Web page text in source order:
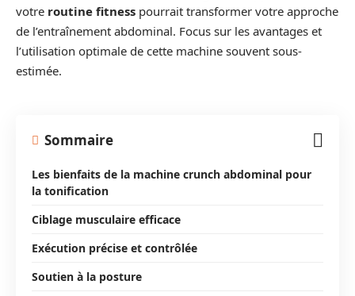
votre routine fitness pourrait transformer votre approche
de l’entraînement abdominal. Focus sur les avantages et
l’utilisation optimale de cette machine souvent sous-
estimée.
Sommaire
Les bienfaits de la machine crunch abdominal pour
la tonification
Ciblage musculaire efficace
Exécution précise et contrôlée
Soutien à la posture